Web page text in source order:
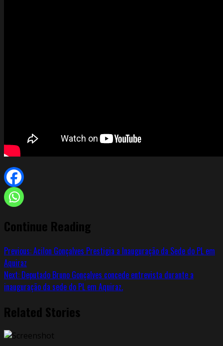
Continue Reading
Previous:Acilon Gonçalves Prestigia a Inauguração da Sede do PL em
Aquiraz
Next: Deputado Bruno Gonçalves concede entrevista durante a
inauguração da sede do PL em Aquiraz.
Related Stories